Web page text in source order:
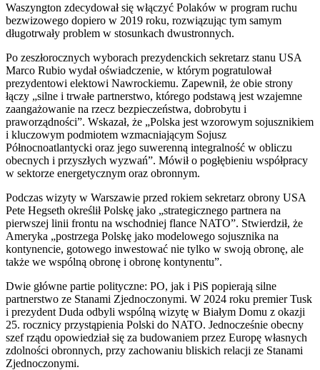
Waszyngton zdecydował się włączyć Polaków w program ruchu
bezwizowego dopiero w 2019 roku, rozwiązując tym samym
długotrwały problem w stosunkach dwustronnych.
Po zeszłorocznych wyborach prezydenckich sekretarz stanu USA
Marco Rubio wydał oświadczenie, w którym pogratulował
prezydentowi elektowi Nawrockiemu. Zapewnił, że obie strony
łączy „silne i trwałe partnerstwo, którego podstawą jest wzajemne
zaangażowanie na rzecz bezpieczeństwa, dobrobytu i
praworządności”. Wskazał, że „Polska jest wzorowym sojusznikiem
i kluczowym podmiotem wzmacniającym Sojusz
Północnoatlantycki oraz jego suwerenną integralność w obliczu
obecnych i przyszłych wyzwań”. Mówił o pogłębieniu współpracy
w sektorze energetycznym oraz obronnym.
Podczas wizyty w Warszawie przed rokiem sekretarz obrony USA
Pete Hegseth określił Polskę jako „strategicznego partnera na
pierwszej linii frontu na wschodniej flance NATO”. Stwierdził, że
Ameryka „postrzega Polskę jako modelowego sojusznika na
kontynencie, gotowego inwestować nie tylko w swoją obronę, ale
także we wspólną obronę i obronę kontynentu”.
Dwie główne partie polityczne: PO, jak i PiS popierają silne
partnerstwo ze Stanami Zjednoczonymi. W 2024 roku premier Tusk
i prezydent Duda odbyli wspólną wizytę w Białym Domu z okazji
25. rocznicy przystąpienia Polski do NATO. Jednocześnie obecny
szef rządu opowiedział się za budowaniem przez Europę własnych
zdolności obronnych, przy zachowaniu bliskich relacji ze Stanami
Zjednoczonymi.